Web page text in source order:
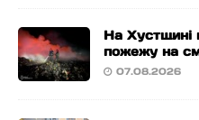
На Хустщині
пожежу на
07.08.2026